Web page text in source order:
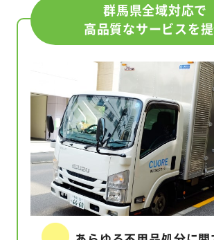
群馬県全域対応で
高品質なサービスを